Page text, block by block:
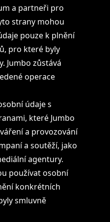
a partneři pro
strany mohou
pouze k plnění
pro které byly
Jumbo zůstává
operace
údaje s
které Jumbo
a provozování
a soutěží, jako
agentury.
používat osobní
konkrétních
smluvně